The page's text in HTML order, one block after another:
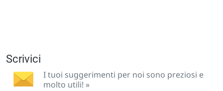
Scrivici
I tuoi suggerimenti per noi sono preziosi e
molto utili! »